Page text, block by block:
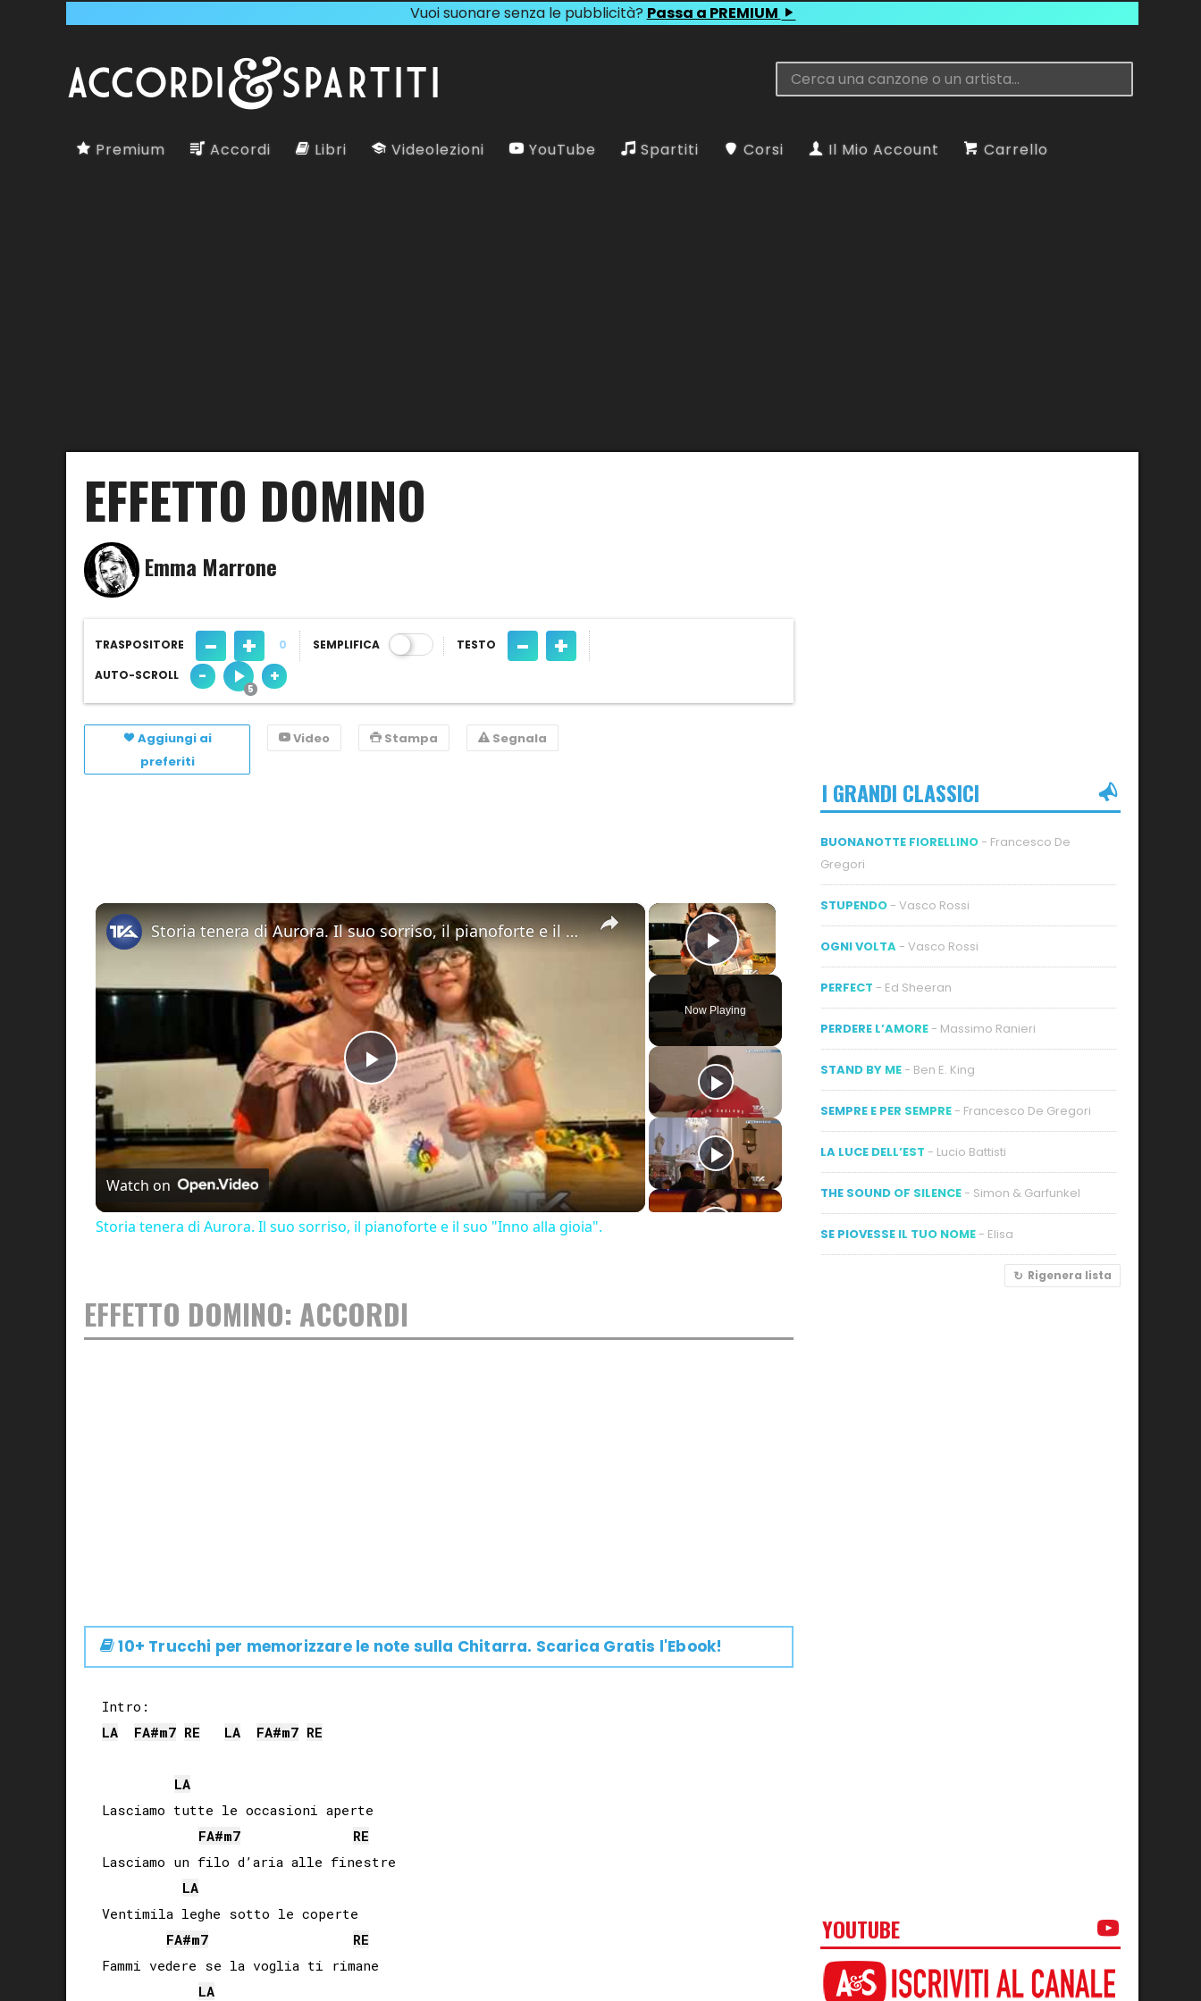
Vuoi suonare senza le pubblicità? Passa a PREMIUM
Premium Accordi Libri Videolezioni YouTube Spartiti Corsi Il Mio Account Carrello
EFFETTO DOMINO
Emma Marrone
TRASPOSITORE - + 0 SEMPLIFICA TESTO - +
AUTO-SCROLL - +
Aggiungi ai
preferiti
Video Stampa Segnala
×
Play Video
Now Playing
×
Play
Video
Storia tenera di Aurora. Il suo sorriso, il pianoforte e il suo "Inno alla gioia".
Watch on
Storia tenera di Aurora. Il suo sorriso, il pianoforte e il suo "Inno alla gioia".
EFFETTO DOMINO: ACCORDI
10+ Trucchi per memorizzare le note sulla Chitarra. Scarica Gratis l'Ebook!
LA
FA#m7 RE LA FA#m7 RE
LA
Lasciamo tutte le occasioni aperte
FA#m7
RE
Lasciamo un filo d’aria alle finestre
LA
Ventimila leghe sotto le coperte
FA#m7
RE
Fammi vedere se la voglia ti rimane
LA
I GRANDI CLASSICI
BUONANOTTE FIORELLINO - Francesco De
Gregori
STUPENDO - Vasco Rossi
OGNI VOLTA - Vasco Rossi
PERFECT - Ed Sheeran
PERDERE L’AMORE - Massimo Ranieri
STAND BY ME - Ben E. King
SEMPRE E PER SEMPRE - Francesco De Gregori
LA LUCE DELL’EST - Lucio Battisti
THE SOUND OF SILENCE - Simon & Garfunkel
SE PIOVESSE IL TUO NOME - Elisa
Rigenera lista
YOUTUBE